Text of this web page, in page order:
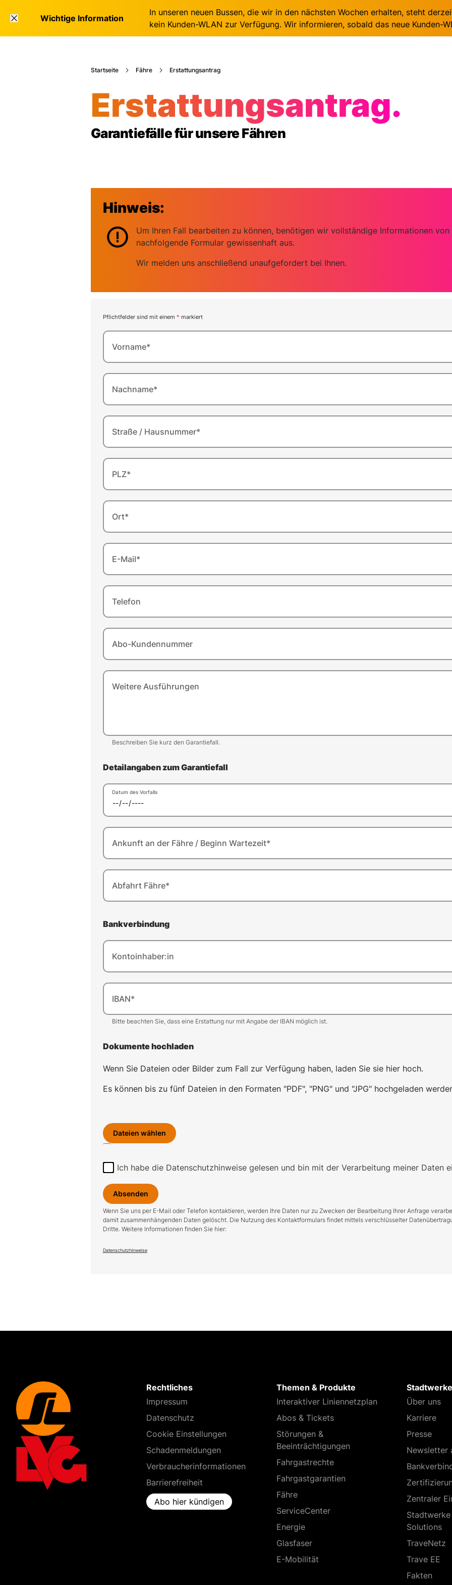
Wichtige Information
In unseren neuen Bussen, die wir in den nächsten Wochen erhalten, steht
kein Kunden-WLAN zur Verfügung. Wir informieren, sobald das neue Kunden-
Startseite Fähre Erstattungsantrag
Erstattungs­antrag.
Garantiefälle für unsere Fähren
Hinweis:
Um Ihren Fall bearbeiten zu können, benötigen wir vollständige Informationen von
nachfolgende Formular gewissenhaft aus.
Wir melden uns anschließend unaufgefordert bei Ihnen.
Pflichtfelder sind mit einem * markiert
Vorname*
Nachname*
Straße / Hausnummer*
PLZ*
Ort*
E-Mail*
Telefon
Abo-Kundennummer
Weitere Ausführungen
Beschreiben Sie kurz den Garantiefall.
Detailangaben zum Garantiefall
Datum des Vorfalls
Ankunft an der Fähre / Beginn Wartezeit*
Abfahrt Fähre*
Bankverbindung
Kontoinhaber:in
IBAN*
Bitte beachten Sie, dass eine Erstattung nur mit Angabe der IBAN möglich ist.
Dokumente hochladen
Wenn Sie Dateien oder Bilder zum Fall zur Verfügung haben, laden Sie sie hier hoch.
Es können bis zu fünf Dateien in den Formaten "PDF", "PNG" und "JPG" hochgeladen
Dateien wählen
Ich habe die Datenschutzhinweise gelesen und bin mit der Verarbeitung meiner Daten
Absenden
Wenn Sie uns per E-Mail oder Telefon kontaktieren, werden Ihre Daten nur zu Zwecken der Bearbeitung Ihrer Anfrage
damit zusammenhängenden Daten gelöscht. Die Nutzung des Kontaktformulars findet mittels verschlüsselter
Dritte. Weitere Informationen finden Sie hier:
Datenschutzhinweise
Rechtliches
Impressum
Datenschutz
Cookie Einstellungen
Schadenmeldungen
Verbraucherinformationen
Barrierefreiheit
Abo hier kündigen
Themen & Produkte
Interaktiver Liniennetzplan
Abos & Tickets
Störungen &
Beeinträchtigungen
Fahrgastrechte
Fahrgastgarantien
Fähre
ServiceCenter
Energie
Glasfaser
E-Mobilität
Über uns
Karriere
Presse
Newsletter
Zentraler
Solutions
TraveNetz
Trave EE
Fakten